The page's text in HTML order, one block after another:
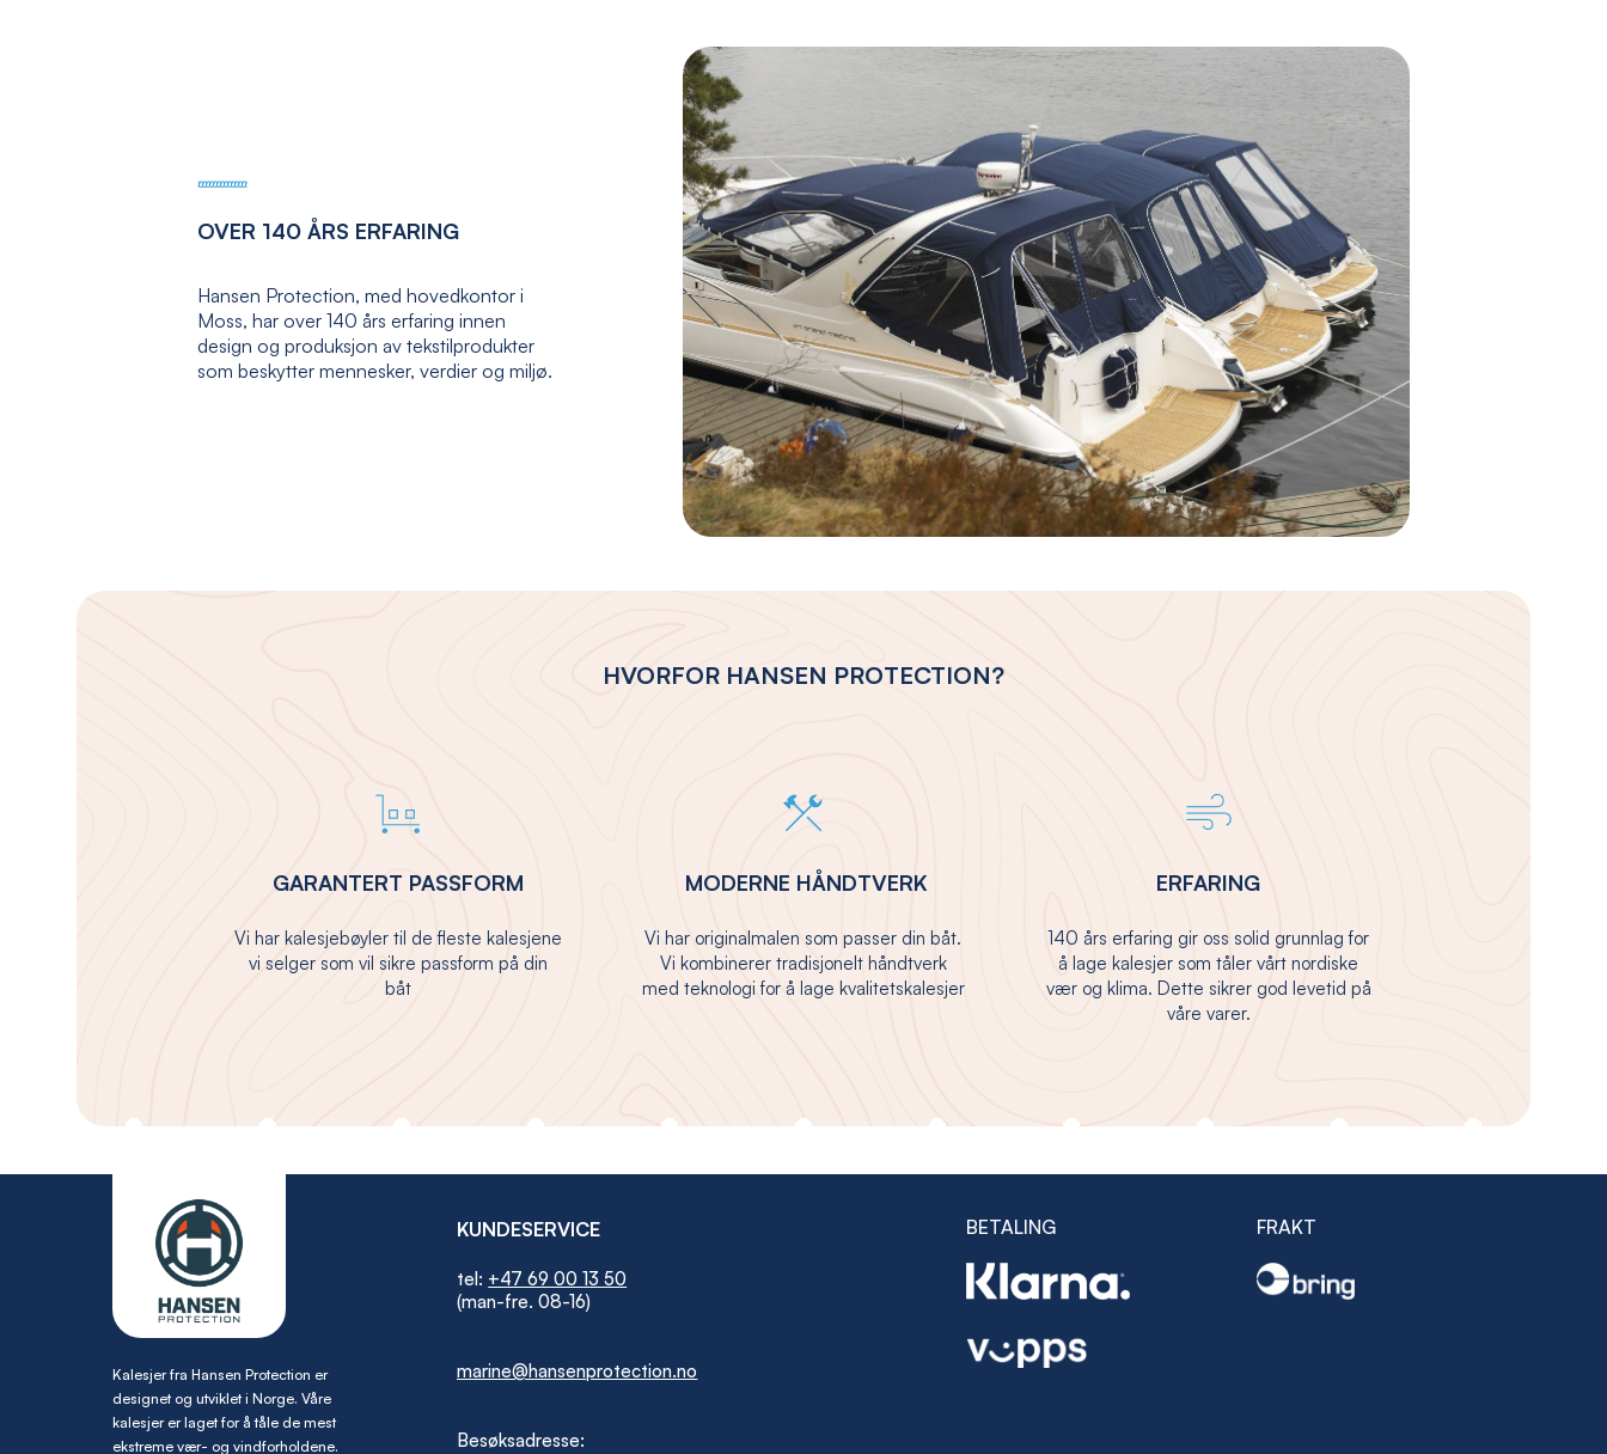
OVER 140 ÅRS ERFARING
Hansen Protection, med hovedkontor i
Moss, har over 140 års erfaring innen
design og produksjon av tekstilprodukter
som beskytter mennesker, verdier og miljø.
HVORFOR HANSEN PROTECTION?
GARANTERT PASSFORM
Vi har kalesjebøyler til de fleste kalesjene
vi selger som vil sikre passform på din
båt
MODERNE HÅNDTVERK
Vi har originalmalen som passer din båt.
Vi kombinerer tradisjonelt håndtverk
med teknologi for å lage kvalitetskalesjer
ERFARING
140 års erfaring gir oss solid grunnlag for
å lage kalesjer som tåler vårt nordiske
vær og klima. Dette sikrer god levetid på
våre varer.
Kalesjer fra Hansen Protection er
designet og utviklet i Norge. Våre
kalesjer er laget for å tåle de mest
ekstreme vær- og vindforholdene.
KUNDESERVICE
tel: +47 69 00 13 50
(man-fre. 08-16)
marine@hansenprotection.no
Besøksadresse:
BETALING FRAKT